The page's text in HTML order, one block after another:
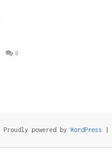
0
Proudly powered by WordPress